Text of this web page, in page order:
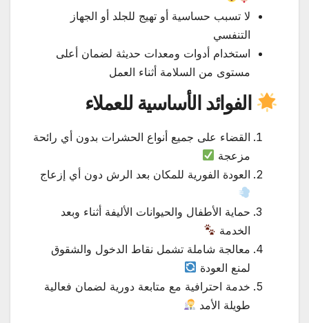
لا تسبب حساسية أو تهيج للجلد أو الجهاز
التنفسي
استخدام أدوات ومعدات حديثة لضمان أعلى
مستوى من السلامة أثناء العمل
الفوائد الأساسية للعملاء
القضاء على جميع أنواع الحشرات بدون أي رائحة
مزعجة
العودة الفورية للمكان بعد الرش دون أي إزعاج
حماية الأطفال والحيوانات الأليفة أثناء وبعد
الخدمة
معالجة شاملة تشمل نقاط الدخول والشقوق
لمنع العودة
خدمة احترافية مع متابعة دورية لضمان فعالية
طويلة الأمد